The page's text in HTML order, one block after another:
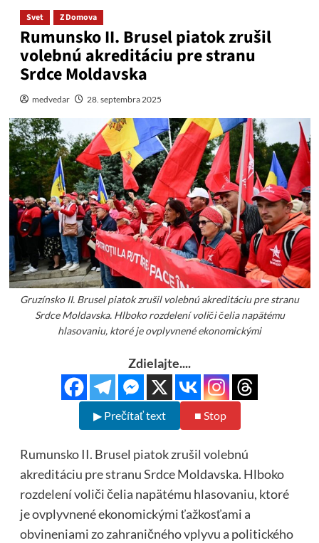
Svet Z Domova
Rumunsko II. Brusel piatok zrušil
volebnú akreditáciu pre stranu
Srdce Moldavska
medvedar 28. septembra 2025
Gruzínsko II. Brusel piatok zrušil volebnú akreditáciu pre stranu
Srdce Moldavska. Hlboko rozdelení voliči čelia napätému
hlasovaniu, ktoré je ovplyvnené ekonomickými
Zdielajte....
▶ Prečítať text ■ Stop
Rumunsko II. Brusel piatok zrušil volebnú
akreditáciu pre stranu Srdce Moldavska. Hlboko
rozdelení voliči čelia napätému hlasovaniu, ktoré
je ovplyvnené ekonomickými ťažkosťami a
obvineniami zo zahraničného vplyvu a politického